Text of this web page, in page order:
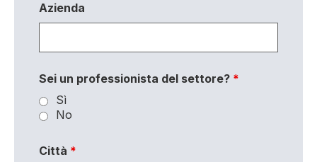
Azienda
Sei un professionista del settore? *
Sì
No
Città *